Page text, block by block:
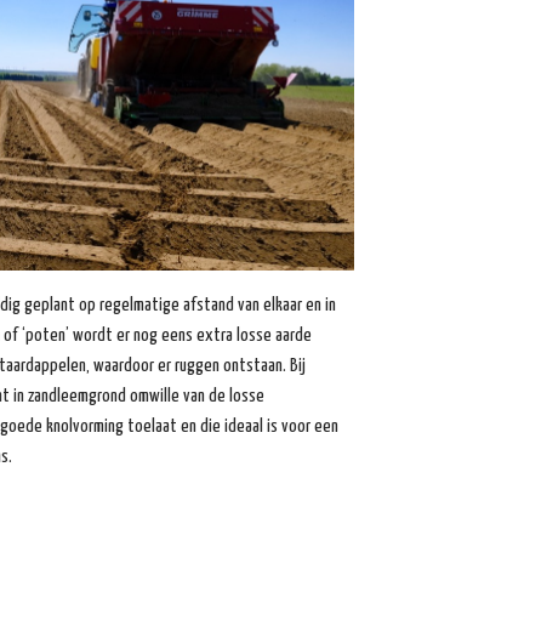
geplant op regelmatige afstand van elkaar en in
‘poten’ wordt er nog eens extra losse aarde
waardoor er ruggen ontstaan. Bij
in zandleemgrond omwille van de losse
knolvorming toelaat en die ideaal is voor een